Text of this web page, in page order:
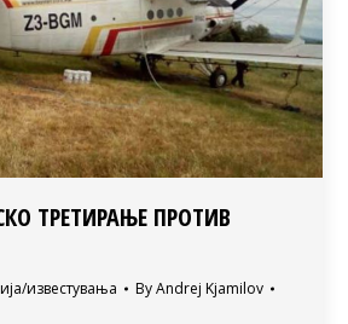
ТРЕТИРАЊЕ ПРОТИВ
известувања ByAndrej Kjamilov